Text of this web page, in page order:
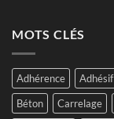
MOTS CLÉS
Adhérence Adhésif
Béton
Carrelage